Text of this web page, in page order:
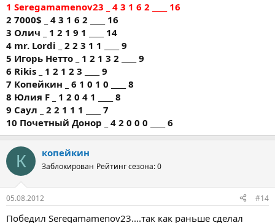
1 Seregamamenov23 _ 4 3 1 6 2 ____ 16
2 7000$ _ 4 3 1 6 2 ____ 16
3 Олич _ 1 2 1 9 1 ____ 14
4 mr. Lordi _ 2 2 3 1 1 ____ 9
5 Игорь Нетто _ 1 2 1 3 2 ____ 9
6 Rikis _ 1 2 1 2 3 ____ 9
7 Копейкин _ 6 1 0 1 0 ____ 8
8 Юлия F _ 1 2 0 4 1 ____ 8
9 Саул _ 2 2 1 1 1 ____ 7
10 Почетный Донор _ 4 2 0 0 0 ____ 6
К копейкин
Заблокирован Рейтинг сезона: 0
05.08.2012 #14
Победил Seregamamenov23....так как раньше сделал